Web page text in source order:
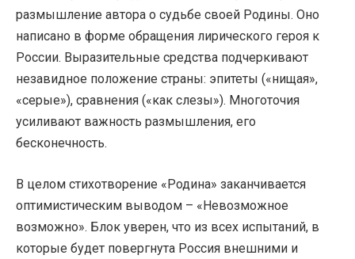
размышление автора о судьбе своей Родины. Оно
написано в форме обращения лирического героя к
России. Выразительные средства подчеркивают
незавидное положение страны: эпитеты («нищая»,
«серые»), сравнения («как слезы»). Многоточия
усиливают важность размышления, его
бесконечность.
В целом стихотворение «Родина» заканчивается
оптимистическим выводом – «Невозможное
возможно». Блок уверен, что из всех испытаний, в
которые будет повергнута Россия внешними и